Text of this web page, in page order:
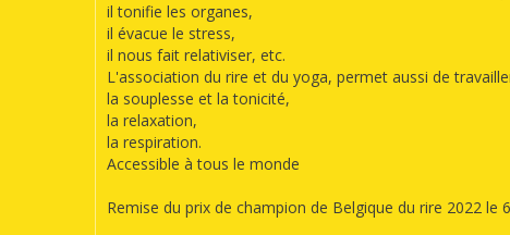
il tonifie les organes,
il évacue le stress,
il nous fait relativiser, etc.
L'association du rire et du yoga, permet aussi de
la souplesse et la tonicité,
la relaxation,
la respiration.
Accessible à tous le monde
Remise du prix de champion de Belgique du rire 2022 le